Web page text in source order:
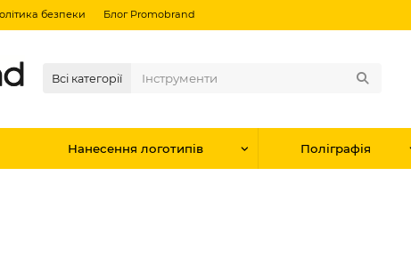
безпеки Блог Promobrand
Всі категорії
Нанесення логотипів Поліграфія